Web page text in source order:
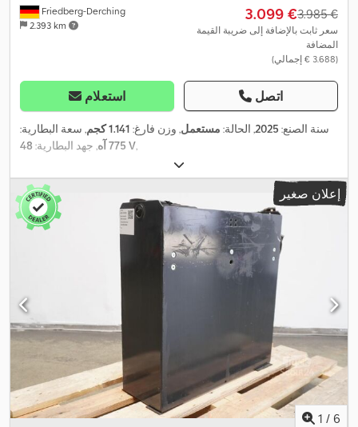
Friedberg-Derching
2.393 km
‏3.099 € ‏3.985 €
سعر ثابت بالإضافة إلى ضريبة القيمة
المضافة
(‏3.688 € إجمالي)
استعلام اتصل
سنة الصنع: 2025, الحالة: مستعمل, وزن فارغ: 1.141 كجم
, سعة البطارية:
775 آه
, جهد البطارية: 48 V
إعلان صغير
1 / 6